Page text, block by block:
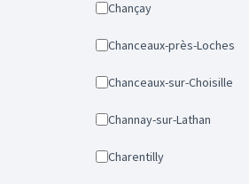
Chançay
Chanceaux-près-Loches
Chanceaux-sur-Choisille
Channay-sur-Lathan
Charentilly